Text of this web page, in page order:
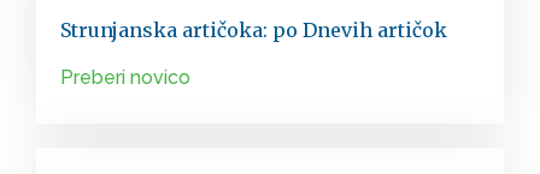
Strunjanska artičoka: po Dnevih artičok
Preberi novico